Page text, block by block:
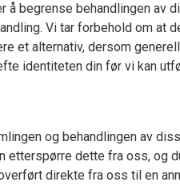
begrense behandlingen av
Vi tar forbehold om
et alternativ, dersom
identiteten din før vi kan
og behandlingen av
etterspørre dette fra oss,
direkte fra oss til en